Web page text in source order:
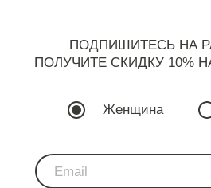
ПОДПИШИТЕСЬ НА
ПОЛУЧИТЕ СКИДКУ 10%
Женщина